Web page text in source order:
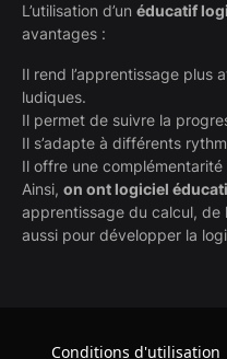
L’utilisation d’un éducatif
avantages :
Il rend l’apprentissage plus
ludiques.
Il permet de suivre la
Il s’adapte à différents
Il offre une complémentarité
Ainsi, on ont logiciel
apprentissage du calcul, de
aussi pour développer la
Conditions d'utilisation